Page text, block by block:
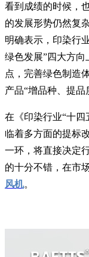
看到成绩的时候，
的发展形势仍然复
明确表示，印染行
绿色发展”四大方
点，完善绿色制造
产品“增品种、提品
在《印染行业“十
临着多方面的提标
一环，将直接决定
的十分不错，在市
风机。